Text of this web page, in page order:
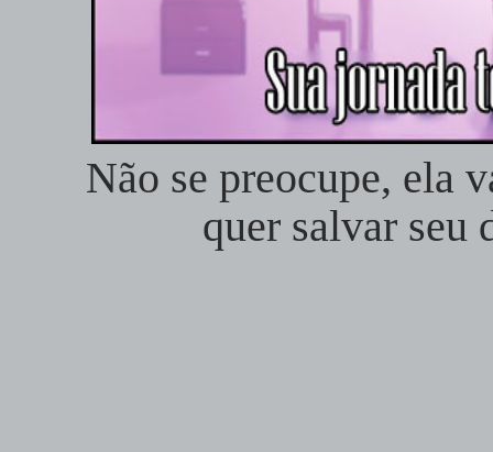
Não se preocupe, ela
quer salvar seu